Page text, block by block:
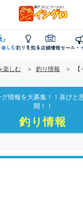
楽しむ釣りを知る店舗情報セール・
楽しむ 釣り情報
情報を大募集！！喜びと
開！！
釣り情報